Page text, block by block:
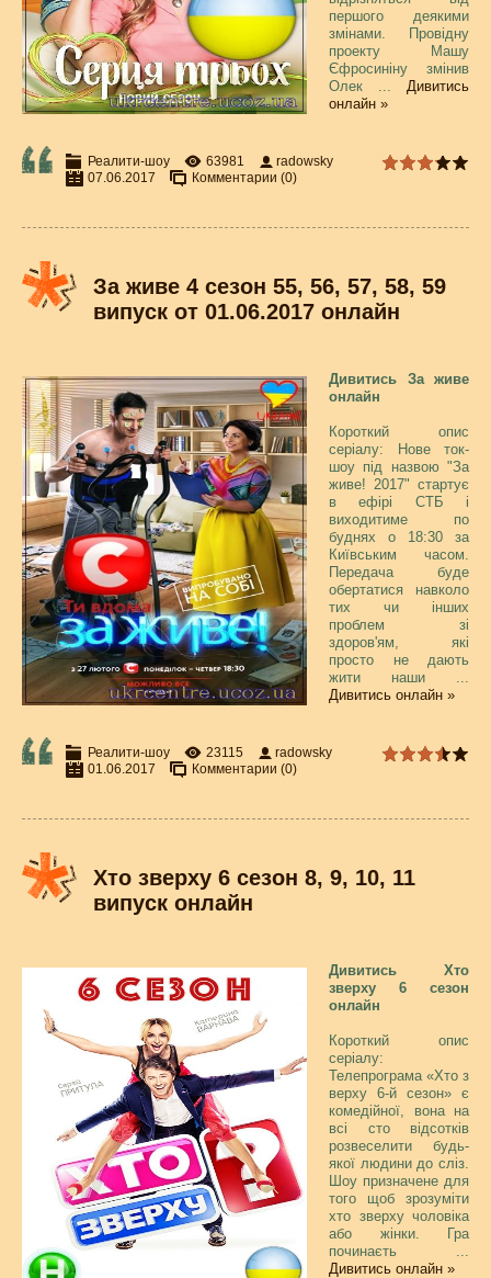
першого деякими
змінами. Провідну
проекту Машу
Єфросиніну змінив
Олек ... Дивитись
онлайн »
Реалити-шоу 63981
radowsky
07.06.2017
Комментарии (0)
За живе 4 сезон 55, 56, 57, 58, 59
випуск от 01.06.2017 онлайн
Дивитись За живе
онлайн
Короткий опис
серіалу: Нове ток-
шоу під назвою "За
живе! 2017" стартує
в ефірі СТБ і
виходитиме по
буднях о 18:30 за
Київським часом.
Передача буде
обертатися навколо
тих чи інших
проблем зі
здоров'ям, які
просто не дають
жити наши ...
Дивитись онлайн »
Реалити-шоу 23115
radowsky
01.06.2017
Комментарии (0)
Хто зверху 6 сезон 8, 9, 10, 11
випуск онлайн
Дивитись Хто
зверху 6 сезон
онлайн
Короткий опис
серіалу:
Телепрограма «Хто з
верху 6-й сезон» є
комедійної, вона на
всі сто відсотків
розвеселити будь-
якої людини до сліз.
Шоу призначене для
того щоб зрозуміти
хто зверху чоловіка
або жінки. Гра
починаєть ...
Дивитись онлайн »